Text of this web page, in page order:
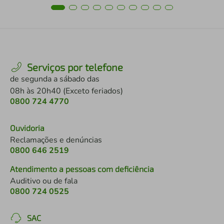
Serviços por telefone
de segunda a sábado das
08h às 20h40 (Exceto feriados)
0800 724 4770
Ouvidoria
Reclamações e denúncias
0800 646 2519
Atendimento a pessoas com deficiência
Auditivo ou de fala
0800 724 0525
SAC